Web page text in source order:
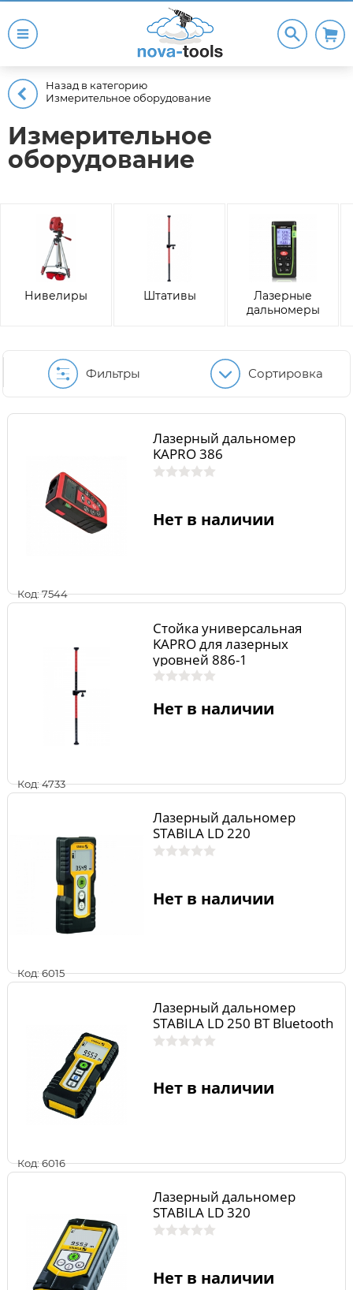
Назад в категорию
Измерительное оборудование
Измерительное
оборудование
Нивелиры Штативы
Лазерные
дальномеры
Фильтры Сортировка
Код: 7544
Лазерный дальномер
KAPRO 386
Нет в наличии
Код: 4733
Стойка универсальная
KAPRO для лазерных
уровней 886-1
Нет в наличии
Код: 6015
Лазерный дальномер
STABILA LD 220
Нет в наличии
Код: 6016
Лазерный дальномер
STABILA LD 250 BT Bluetooth
Нет в наличии
Лазерный дальномер
STABILA LD 320
Нет в наличии